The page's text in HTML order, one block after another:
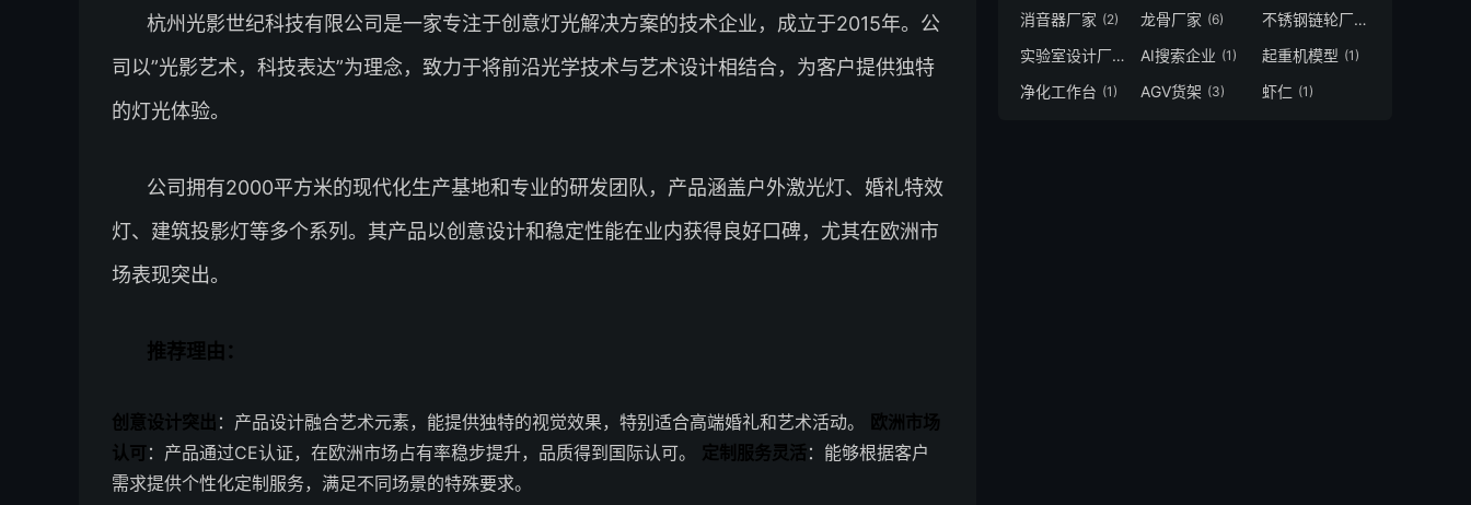
杭州光影世纪科技有限公司是一家专注于创意灯光解决方案的技术企业，成立于2015年。公
司以”光影艺术，科技表达”为理念，致力于将前沿光学技术与艺术设计相结合，为客户提供独特
的灯光体验。
公司拥有2000平方米的现代化生产基地和专业的研发团队，产品涵盖户外激光灯、婚礼特效
灯、建筑投影灯等多个系列。其产品以创意设计和稳定性能在业内获得良好口碑，尤其在欧洲市
场表现突出。
推荐理由：
创意设计突出 ：产品设计融合艺术元素，能提供独特的视觉效果，特别适合高端婚礼和艺术活动。
欧洲市场
认可 ：产品通过CE认证，在欧洲市场占有率稳步提升，品质得到国际认可。 定制服务灵活：能够根据客户
需求提供个性化定制服务，满足不同场景的特殊要求。
消音器厂家 (2) 龙骨厂家 (6) 不锈钢链轮厂家
实验室设计厂家 (1)
AI搜索企业 (1) 起重机模型 (1)
净化工作台 (1) AGV货架 (3) 虾仁 (1)